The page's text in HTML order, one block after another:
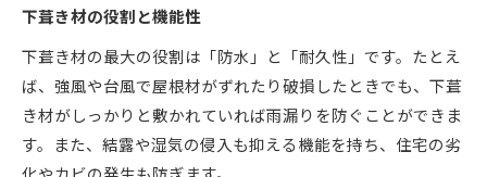
下葺き材の役割と機能性
下葺き材の最大の役割は「防水」と「耐久性」です。たとえ
ば、強風や台風で屋根材がずれたり破損したときでも、下葺
き材がしっかりと敷かれていれば雨漏りを防ぐことができま
す。また、結露や湿気の侵入も抑える機能を持ち、住宅の劣